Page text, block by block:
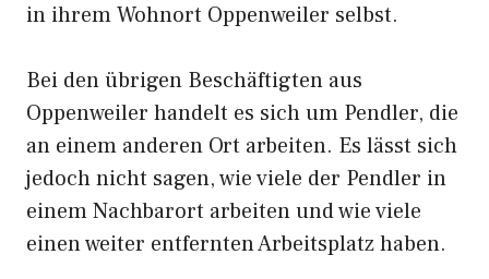
in ihrem Wohnort Oppenweiler selbst.
Bei den übrigen Beschäftigten aus
Oppenweiler handelt es sich um Pendler, die
an einem anderen Ort arbeiten. Es lässt sich
jedoch nicht sagen, wie viele der Pendler in
einem Nachbarort arbeiten und wie viele
einen weiter entfernten Arbeitsplatz haben.